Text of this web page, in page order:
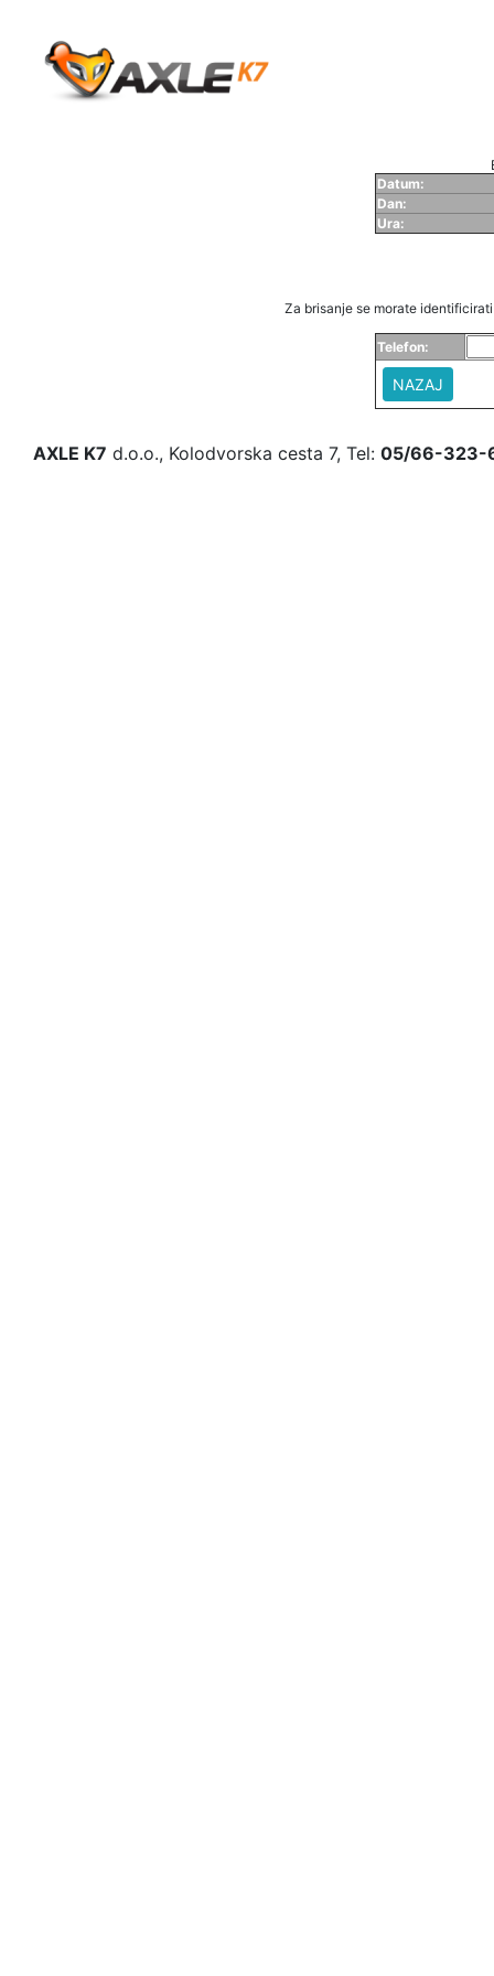
Datum:
Dan:
Ura:
Za brisanje se morate
Telefon:
NAZAJ
AXLE K7 d.o.o., Kolodvorska cesta 7, Tel: 05/66-323-